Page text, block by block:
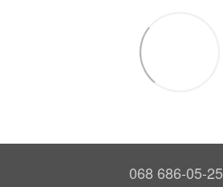
068 686-05-25